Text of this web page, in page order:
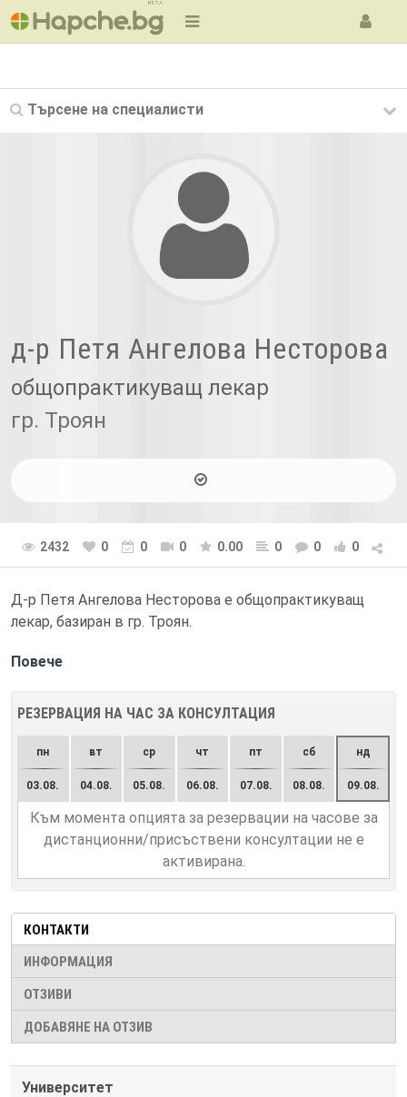
BETA
Търсене на специалисти
д-р Петя Ангелова Несторова
общопрактикуващ лекар
гр. Троян
2432 0 0 0 0.00 0 0 0
Д-р Петя Ангелова Несторова е общопрактикуващ
лекар, базиран в гр. Троян.
Повече
РЕЗЕРВАЦИЯ НА ЧАС ЗА КОНСУЛТАЦИЯ
пн
03.08.
вт
04.08.
ср
05.08.
чт
06.08.
пт
07.08.
сб
08.08.
нд
09.08.
Към момента опцията за резервации на часове за
дистанционни/присъствени консултации не е
активирана.
КОНТАКТИ
ИНФОРМАЦИЯ
ОТЗИВИ
ДОБАВЯНЕ НА ОТЗИВ
Университет